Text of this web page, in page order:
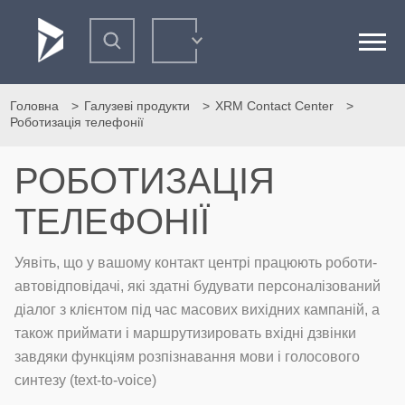
Головна Галузеві продукти
XRM Contact Center
Роботизація телефонії
РОБОТИЗАЦІЯ
ТЕЛЕФОНІЇ
Уявіть, що у вашому контакт центрі працюють роботи-
автовідповідачі, які здатні будувати персоналізований
діалог з клієнтом під час масових вихідних кампаній, а
також приймати і маршрутизировать вхідні дзвінки
завдяки функціям розпізнавання мови і голосового
синтезу (text-to-voice)